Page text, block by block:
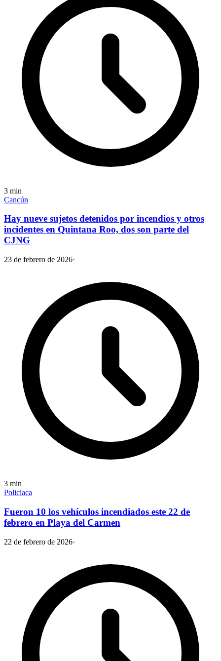
3 min
Cancún
Hay nueve sujetos detenidos por incendios y otros
incidentes en Quintana Roo, dos son parte del
CJNG
23 de febrero de 2026·
3 min
Policiaca
Fueron 10 los vehículos incendiados este 22 de
febrero en Playa del Carmen
22 de febrero de 2026·